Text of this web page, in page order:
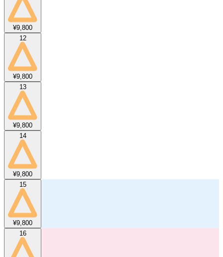
¥9,800
12
¥9,800
13
¥9,800
14
¥9,800
15
¥9,800
16